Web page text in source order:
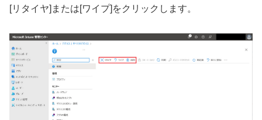
[リタイヤ]または[ワイプ]をクリックします。